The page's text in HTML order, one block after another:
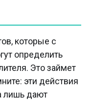
которые с
определить
Это займет
эти действия
лишь дают